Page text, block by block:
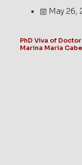
May 26,
PhD Viva of
Marina Maria